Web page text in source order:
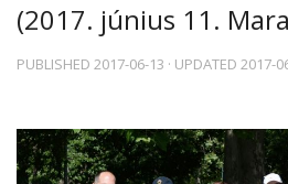
(2017. június 11.
PUBLISHED 2017-06-13 · UPDATED 2017-